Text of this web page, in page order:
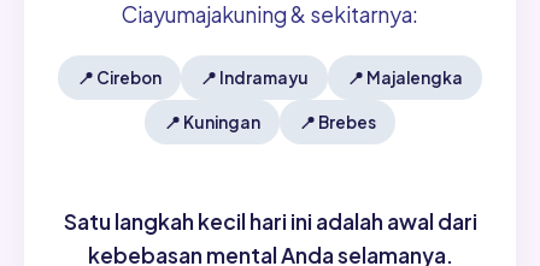
Ciayumajakuning & sekitarnya:
📍 Cirebon 📍 Indramayu 📍 Majalengka
📍 Kuningan 📍 Brebes
Satu langkah kecil hari ini adalah awal dari
kebebasan mental Anda selamanya.